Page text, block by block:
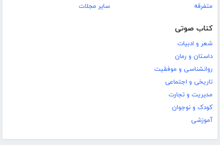
متفرقه
سایر مجلات
کتاب صوتی
شعر و ادبیات
داستان و رمان
روانشناسی و موفقیت
تاریخی و اجتماعی
مدیریت و تجارت
کودک و نوجوان
آموزشی